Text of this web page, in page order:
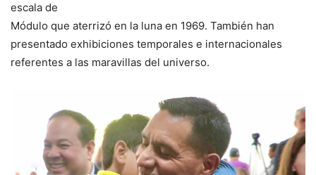
escala de
Módulo que aterrizó en la luna en 1969. También han
presentado exhibiciones temporales e internacionales
referentes a las maravillas del universo.